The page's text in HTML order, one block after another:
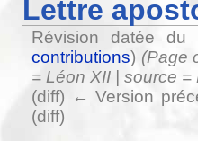
Lettre
Révision datée
contributions) (Page
= Léon XII | source
(diff) ← Version
(diff)